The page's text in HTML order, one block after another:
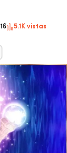
5.1K vistas